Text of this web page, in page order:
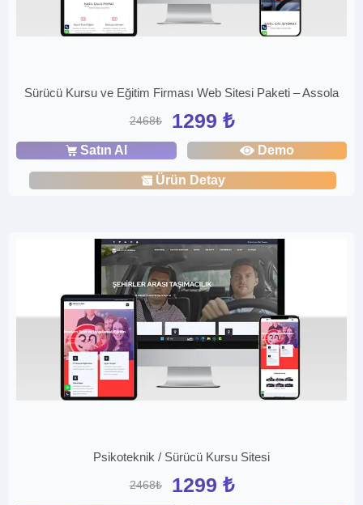
Sürücü Kursu ve Eğitim Firması Web Sitesi Paketi – Assola
2468₺ 1299 ₺
Satın Al Demo
Ürün Detay
Psikoteknik / Sürücü Kursu Sitesi
2468₺ 1299 ₺